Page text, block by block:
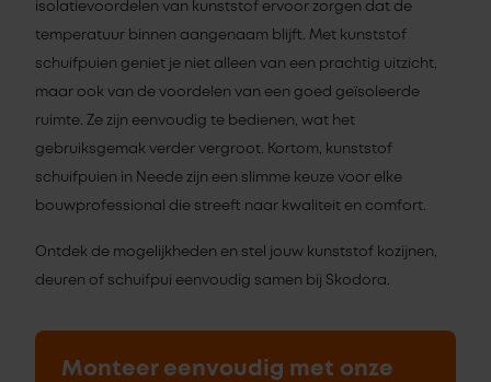
isolatievoordelen van kunststof ervoor zorgen dat de
temperatuur binnen aangenaam blijft. Met kunststof
schuifpuien geniet je niet alleen van een prachtig uitzicht,
maar ook van de voordelen van een goed geïsoleerde
ruimte. Ze zijn eenvoudig te bedienen, wat het
gebruiksgemak verder vergroot. Kortom, kunststof
schuifpuien in Neede zijn een slimme keuze voor elke
bouwprofessional die streeft naar kwaliteit en comfort.
Ontdek de mogelijkheden en stel jouw kunststof kozijnen,
deuren of schuifpui eenvoudig samen bij Skodora.
Monteer eenvoudig met onze